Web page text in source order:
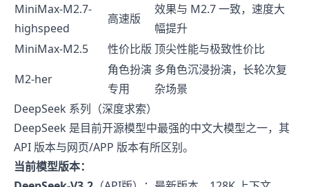
MiniMax-M2.7-
highspeed
高速版
效果与 M2.7 一致，速度大
幅提升
MiniMax-M2.5
性价比版 顶尖性能与极致性价比
M2-her
角色扮演
专用
多角色沉浸扮演，长轮次复
杂场景
DeepSeek 系列（深度求索）
DeepSeek 是目前开源模型中最强的中文大模型之一，其
API 版本与网页/APP 版本有所区别。
当前模型版本：